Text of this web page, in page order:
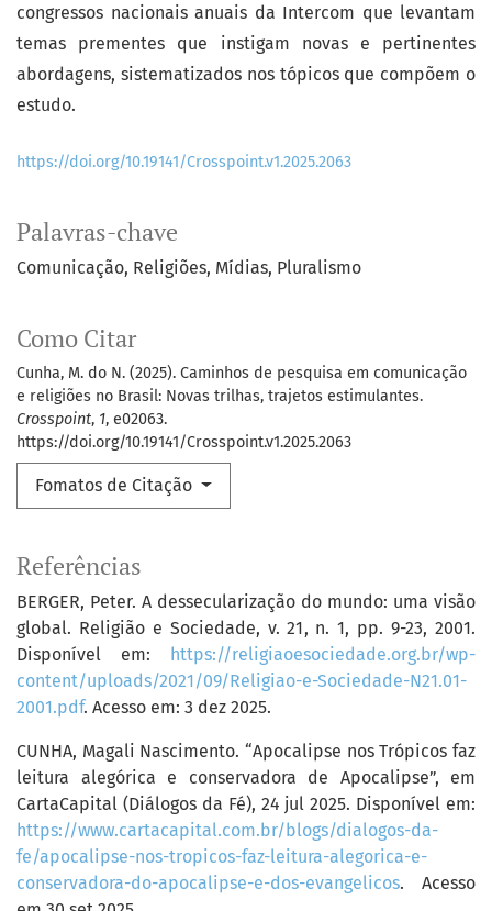
Palavras-chave
Comunicação Religiões Mídias Pluralismo
Como Citar
Cunha, M. do N. (2025). Caminhos de pesquisa em comunicação
e religiões no Brasil: Novas trilhas, trajetos estimulantes.
Crosspoint, 1, e02063.
https://doi.org/10.19141/Crosspoint.v1.2025.2063
Fomatos de Citação
congressos nacionais anuais da Intercom que levantam
temas prementes que instigam novas e pertinentes
abordagens, sistematizados nos tópicos que compõem o
estudo.
https://doi.org/10.19141/Crosspoint.v1.2025.2063
Referências
BERGER, Peter. A dessecularização do mundo: uma visão
global. Religião e Sociedade, v. 21, n. 1, pp. 9-23, 2001.
Disponível em:
https://religiaoesociedade.org.br/wp-
content/uploads/2021/09/Religiao-e-Sociedade-N21.01-
2001.pdf. Acesso em: 3 dez 2025.
CUNHA, Magali Nascimento. “Apocalipse nos Trópicos faz
leitura alegórica e conservadora de Apocalipse”, em
CartaCapital (Diálogos da Fé), 24 jul 2025. Disponível em:
https://www.cartacapital.com.br/blogs/dialogos-da-
fe/apocalipse-nos-tropicos-faz-leitura-alegorica-e-
conservadora-do-apocalipse-e-dos-evangelicos. Acesso